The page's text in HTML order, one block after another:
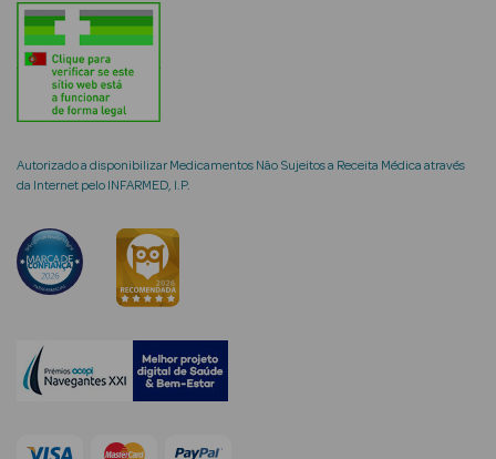
Rosto e
Ver Tudo
Cosmética
Hidratantes
Creme de Olhos
envelhecimento
Autorizado a disponibilizar Medicamentos Não Sujeitos a Receita Médica através
da Internet pelo INFARMED, I.P.